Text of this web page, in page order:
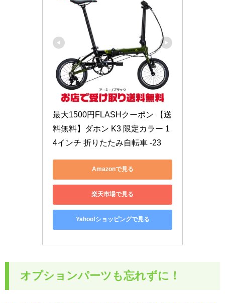
最大1500円FLASHクーポン 【送
料無料】ダホン K3 限定カラー 1
4インチ 折りたたみ自転車 -23
Amazonで見る
楽天市場で見る
Yahoo!ショッピングで見る
オプションパーツも忘れずに！